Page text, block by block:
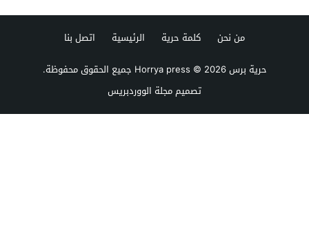
من نحن كلمة حرية الرئيسية
اتصل بنا
حرية برس Horrya press© 2026 جميع الحقوق محفوظة.
تصميممجلة الووردبريس